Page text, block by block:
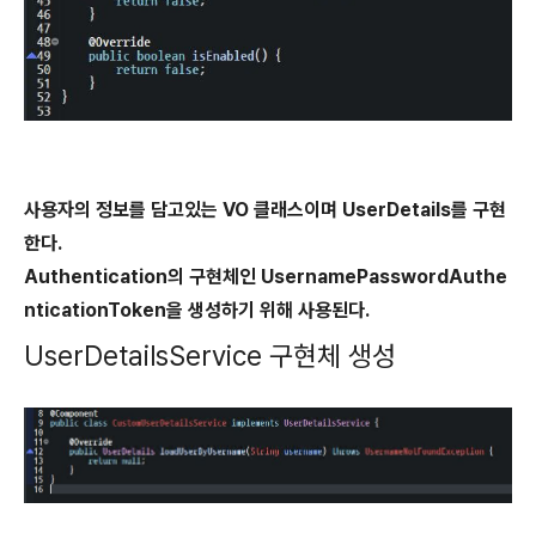
사용자의 정보를 담고있는 VO 클래스이며 UserDetails를 구현
한다.
Authentication의 구현체인 UsernamePasswordAuthe
nticationToken을 생성하기 위해 사용된다.
UserDetailsService 구현체 생성